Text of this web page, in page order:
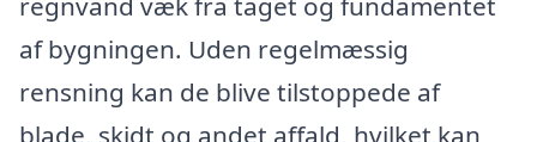
af bygningen. Uden regelmæssig
rensning kan de blive tilstoppede af
blade, skidt og andet affald, hvilket kan